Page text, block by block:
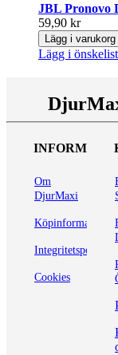
JBL Pronovo
59,90 kr
Lägg i varukorg
Lägg i
Om
DjurMaxi
Köpinformation
Integritetspolicy
Cookies